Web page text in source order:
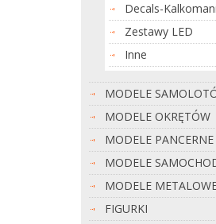
Decals-
Zestawy LED
Inne
MODELE
MODELE OKRĘTÓW
MODELE PANCERNE
MODELE
MODELE
FIGURKI